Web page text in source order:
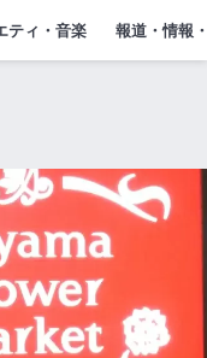
ティ・音楽 報道・情報